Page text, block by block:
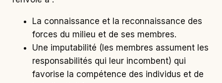
La connaissance et la reconnaissance des
forces du milieu et de ses membres.
Une imputabilité (les membres assument les
responsabilités qui leur incombent) qui
favorise la compétence des individus et de